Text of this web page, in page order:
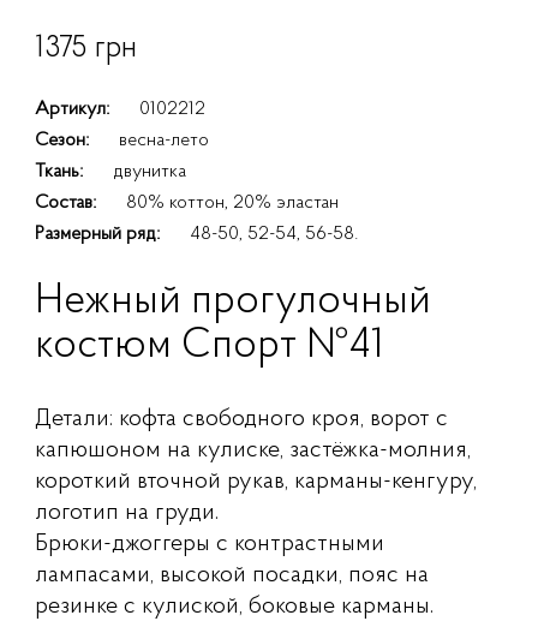
1375 грн
Артикул:
0102212
Сезон:
весна-лето
Ткань:
двунитка
Состав:
80% коттон, 20% эластан
Размерный ряд:
48-50, 52-54, 56-58.
Нежный прогулочный
костюм Спорт №41
Детали: кофта свободного кроя, ворот с
капюшоном на кулиске, застёжка-молния,
короткий вточной рукав, карманы-кенгуру,
логотип на груди.
Брюки-джоггеры с контрастными
лампасами, высокой посадки, пояс на
резинке с кулиской, боковые карманы.